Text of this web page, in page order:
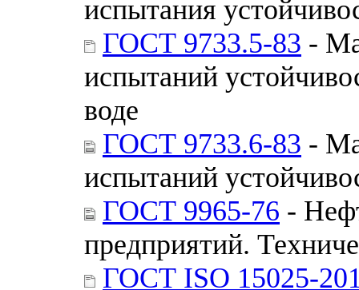
испытания
ГОСТ 9733.5-83 -
испытаний
воде
ГОСТ 9733.6-83 -
испытаний
ГОСТ 9965-76 -
предприятий.
ГОСТ ISO 15025-